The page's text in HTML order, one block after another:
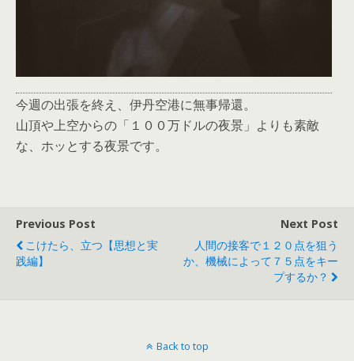
今週の出張を終え、伊丹空港に無事帰還。
山頂や上空からの「１００万ドルの夜景」よりも素敵
な、ホッとする夜景です。
Previous Post
こけたら、立つ【思想と実
践編】
Next Post
人間の接客で１２０点を狙う
か、機械によって７５点をキー
プするか？
Back to top